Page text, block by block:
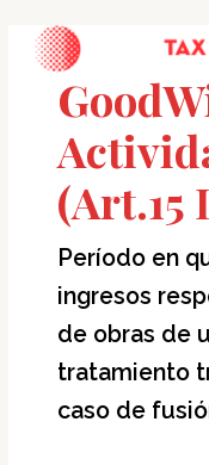
contenido
(Art.15
Período en
ingresos
de obras de
tratamiento
caso de